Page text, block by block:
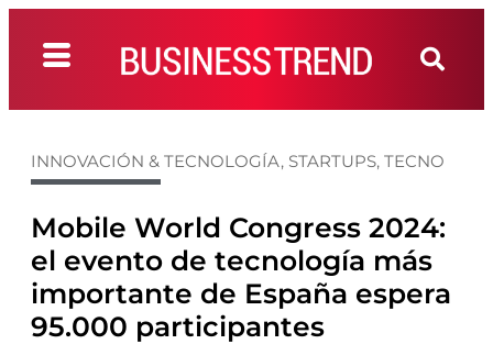
INNOVACIÓN & TECNOLOGÍA, STARTUPS, TECNO
Mobile World Congress 2024:
el evento de tecnología más
importante de España espera
95.000 participantes